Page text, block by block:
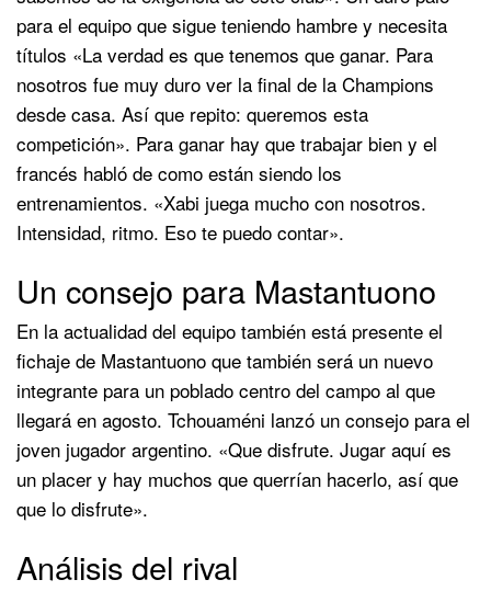
para el equipo que sigue teniendo hambre y necesita
títulos «La verdad es que tenemos que ganar. Para
nosotros fue muy duro ver la final de la Champions
desde casa. Así que repito: queremos esta
competición». Para ganar hay que trabajar bien y el
francés habló de como están siendo los
entrenamientos. «Xabi juega mucho con nosotros.
Intensidad, ritmo. Eso te puedo contar».
Un consejo para Mastantuono
En la actualidad del equipo también está presente el
fichaje de Mastantuono que también será un nuevo
integrante para un poblado centro del campo al que
llegará en agosto. Tchouaméni lanzó un consejo para el
joven jugador argentino. «Que disfrute. Jugar aquí es
un placer y hay muchos que querrían hacerlo, así que
que lo disfrute».
Análisis del rival